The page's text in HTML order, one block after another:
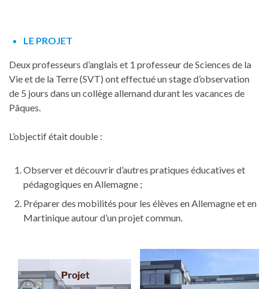
LE PROJET
Deux professeurs d’anglais et 1 professeur de Sciences de la
Vie et de la Terre (SVT) ont effectué un stage d’observation
de 5 jours dans un collège allemand durant les vacances de
Pâques.
L’objectif était double :
Observer et découvrir d’autres pratiques éducatives et
pédagogiques en Allemagne ;
Préparer des mobilités pour les élèves en Allemagne et en
Martinique autour d’un projet commun.